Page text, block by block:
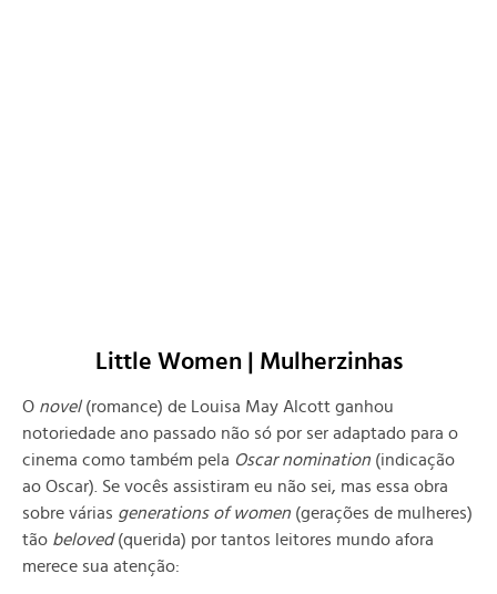
Little Women | Mulherzinhas
O novel(romance) de Louisa May Alcott ganhou
notoriedade ano passado não só por ser adaptado para o
cinema como também pela Oscar nomination (indicação
ao Oscar). Se vocês assistiram eu não sei, mas essa obra
sobre várias generations of women (gerações de mulheres)
tão beloved(querida) por tantos leitores mundo afora
merece sua atenção: